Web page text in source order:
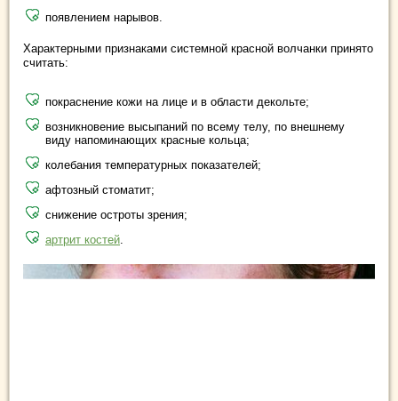
появлением нарывов.
Характерными признаками системной красной волчанки принято
считать:
покраснение кожи на лице и в области декольте;
возникновение высыпаний по всему телу, по внешнему
виду напоминающих красные кольца;
колебания температурных показателей;
афтозный стоматит;
снижение остроты зрения;
артрит костей